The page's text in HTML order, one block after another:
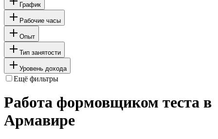
График
Рабочие часы
Опыт
Тип занятости
Уровень дохода
Ещё фильтры
Работа формовщиком теста в
Армавире